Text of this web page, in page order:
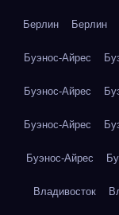
Берлин Берлин
Буэнос-Айрес
Буэнос-Айрес
Буэнос-Айрес
Буэнос-Айрес
Владивосток